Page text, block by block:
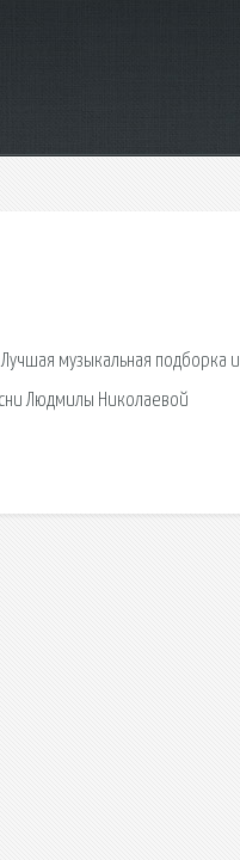
музыкальная подборка и
Людмилы Николаевой